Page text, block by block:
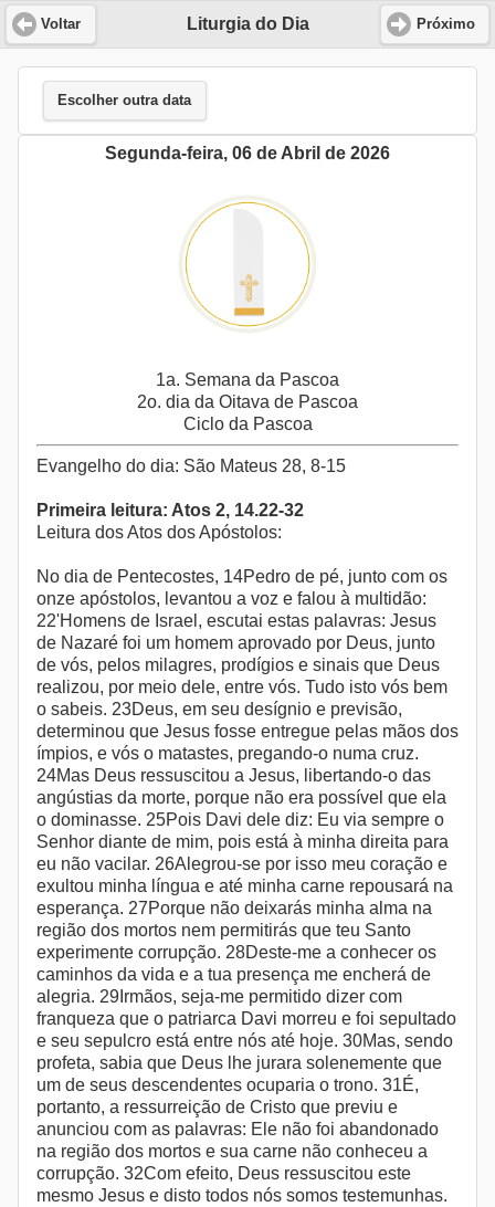
Liturgia do Dia
Voltar Próximo
Escolher outra data
Segunda-feira, 06 de Abril de 2026
1a. Semana da Pascoa
2o. dia da Oitava de Pascoa
Ciclo da Pascoa
Evangelho do dia: São Mateus 28, 8-15
Primeira leitura: Atos 2, 14.22-32
Leitura dos Atos dos Apóstolos:
No dia de Pentecostes, 14Pedro de pé, junto com os
onze apóstolos, levantou a voz e falou à multidão:
22'Homens de Israel, escutai estas palavras: Jesus
de Nazaré foi um homem aprovado por Deus, junto
de vós, pelos milagres, prodígios e sinais que Deus
realizou, por meio dele, entre vós. Tudo isto vós bem
o sabeis. 23Deus, em seu desígnio e previsão,
determinou que Jesus fosse entregue pelas mãos dos
ímpios, e vós o matastes, pregando-o numa cruz.
24Mas Deus ressuscitou a Jesus, libertando-o das
angústias da morte, porque não era possível que ela
o dominasse. 25Pois Davi dele diz: Eu via sempre o
Senhor diante de mim, pois está à minha direita para
eu não vacilar. 26Alegrou-se por isso meu coração e
exultou minha língua e até minha carne repousará na
esperança. 27Porque não deixarás minha alma na
região dos mortos nem permitirás que teu Santo
experimente corrupção. 28Deste-me a conhecer os
caminhos da vida e a tua presença me encherá de
alegria. 29Irmãos, seja-me permitido dizer com
franqueza que o patriarca Davi morreu e foi sepultado
e seu sepulcro está entre nós até hoje. 30Mas, sendo
profeta, sabia que Deus lhe jurara solenemente que
um de seus descendentes ocuparia o trono. 31É,
portanto, a ressurreição de Cristo que previu e
anunciou com as palavras: Ele não foi abandonado
na região dos mortos e sua carne não conheceu a
corrupção. 32Com efeito, Deus ressuscitou este
mesmo Jesus e disto todos nós somos testemunhas.